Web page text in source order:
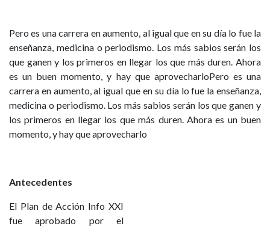
Pero es una carrera en aumento, al igual que en su día lo fue la
enseñanza, medicina o periodismo. Los más sabios serán los
que ganen y los primeros en llegar los que más duren. Ahora
es un buen momento, y hay que aprovecharloPero es una
carrera en aumento, al igual que en su día lo fue la enseñanza,
medicina o periodismo. Los más sabios serán los que ganen y
los primeros en llegar los que más duren. Ahora es un buen
momento, y hay que aprovecharlo
Antecedentes
El Plan de Acción Info XXI
fue aprobado por el